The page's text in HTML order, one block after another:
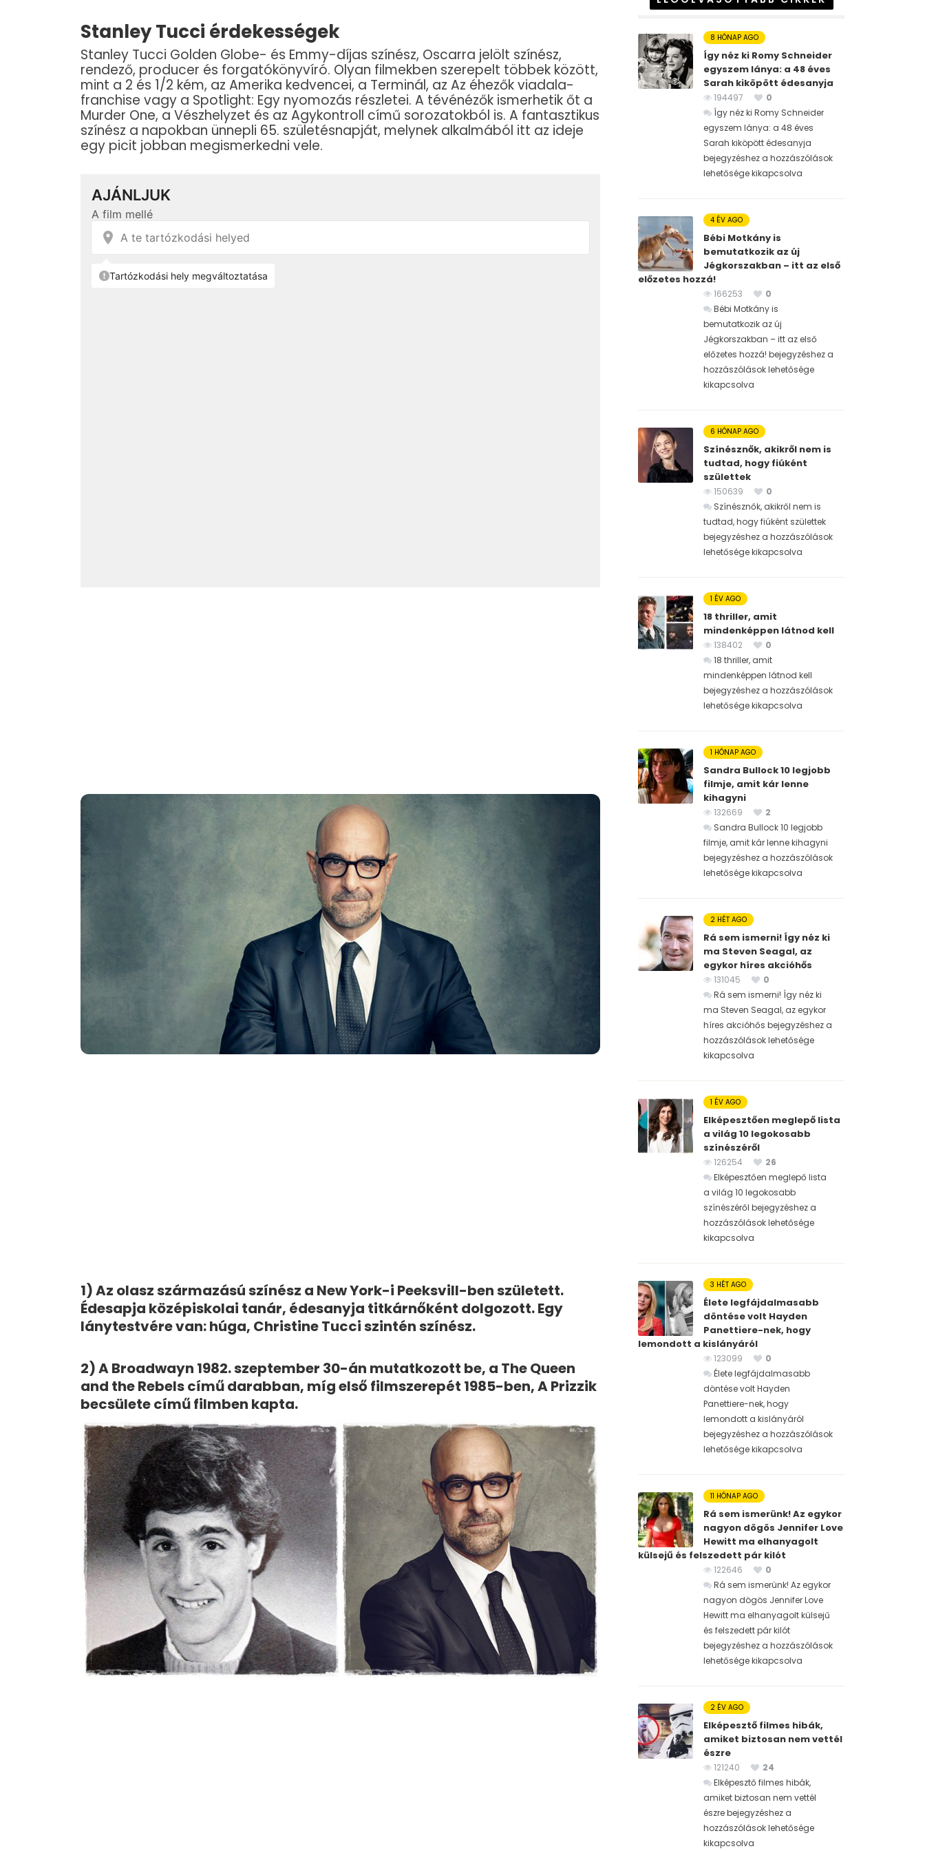
Stanley Tucci érdekességek
Stanley Tucci Golden Globe- és Emmy-díjas színész, Oscarra jelölt színész,
rendező, producer és forgatókönyvíró. Olyan filmekben szerepelt többek között,
mint a 2 és 1/2 kém, az Amerika kedvencei, a Terminál, az Az éhezők viadala-
franchise vagy a Spotlight: Egy nyomozás részletei. A tévénézők ismerhetik őt a
Murder One, a Vészhelyzet és az Agykontroll című sorozatokból is. A fantasztikus
színész a napokban ünnepli 65. születésnapját, melynek alkalmából itt az ideje
egy picit jobban megismerkedni vele.
1) Az olasz származású színész a New York-i Peeksvill-ben született.
Édesapja középiskolai tanár, édesanyja titkárnőként dolgozott. Egy
lánytestvére van: húga, Christine Tucci szintén színész.
2) A Broadwayn 1982. szeptember 30-án mutatkozott be, a The Queen
and the Rebels című darabban, míg első filmszerepét 1985-ben, A Prizzik
becsülete című filmben kapta.
8 HÓNAP AGO
Így néz ki Romy Schneider
egyszem lánya: a 48 éves
Sarah kiköpött édesanyja
194497
0
Így néz ki Romy Schneider
egyszem lánya: a 48 éves
Sarah kiköpött édesanyja
bejegyzéshez a hozzászólások
lehetősége kikapcsolva
4 ÉV AGO
Bébi Motkány is
bemutatkozik az új
Jégkorszakban – itt az első
előzetes hozzá!
166253
0
Bébi Motkány is
bemutatkozik az új
Jégkorszakban – itt az első
előzetes hozzá! bejegyzéshez a
hozzászólások lehetősége
kikapcsolva
6 HÓNAP AGO
Színésznők, akikről nem is
tudtad, hogy fiúként
születtek
150639
0
Színésznők, akikről nem is
tudtad, hogy fiúként születtek
bejegyzéshez a hozzászólások
lehetősége kikapcsolva
1 ÉV AGO
18 thriller, amit
mindenképpen látnod kell
138402
0
18 thriller, amit
mindenképpen látnod kell
bejegyzéshez a hozzászólások
lehetősége kikapcsolva
1 HÓNAP AGO
Sandra Bullock 10 legjobb
filmje, amit kár lenne
kihagyni
132669
2
Sandra Bullock 10 legjobb
filmje, amit kár lenne kihagyni
bejegyzéshez a hozzászólások
lehetősége kikapcsolva
2 HÉT AGO
Rá sem ismerni! Így néz ki
ma Steven Seagal, az
egykor híres akcióhős
131045
0
Rá sem ismerni! Így néz ki
ma Steven Seagal, az egykor
híres akcióhős bejegyzéshez a
hozzászólások lehetősége
kikapcsolva
1 ÉV AGO
Elképesztően meglepő lista
a világ 10 legokosabb
színészéről
126254
26
Elképesztően meglepő lista
a világ 10 legokosabb
színészéről bejegyzéshez a
hozzászólások lehetősége
kikapcsolva
3 HÉT AGO
Élete legfájdalmasabb
döntése volt Hayden
Panettiere-nek, hogy
lemondott a kislányáról
123099
0
Élete legfájdalmasabb
döntése volt Hayden
Panettiere-nek, hogy
lemondott a kislányáról
bejegyzéshez a hozzászólások
lehetősége kikapcsolva
11 HÓNAP AGO
Rá sem ismerünk! Az egykor
nagyon dögös Jennifer Love
Hewitt ma elhanyagolt
külsejű és felszedett pár kilót
122646
0
Rá sem ismerünk! Az egykor
nagyon dögös Jennifer Love
Hewitt ma elhanyagolt külsejű
és felszedett pár kilót
bejegyzéshez a hozzászólások
lehetősége kikapcsolva
2 ÉV AGO
Elképesztő filmes hibák,
amiket biztosan nem vettél
észre
121240
24
Elképesztő filmes hibák,
amiket biztosan nem vettél
észre bejegyzéshez a
hozzászólások lehetősége
kikapcsolva